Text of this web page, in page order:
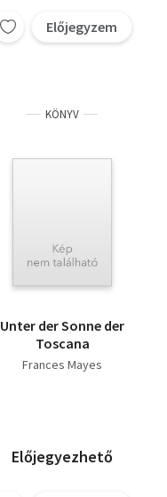
Előjegyzem
KÖNYV
Unter der Sonne der
Toscana
Frances Mayes
Előjegyezhető